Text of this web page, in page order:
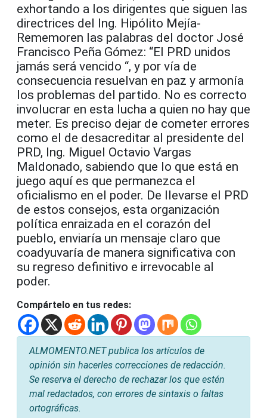
exhortando a los dirigentes que siguen las
directrices del Ing. Hipólito Mejía-
Rememoren las palabras del doctor José
Francisco Peña Gómez: “El PRD unidos
jamás será vencido “, y por vía de
consecuencia resuelvan en paz y armonía
los problemas del partido. No es correcto
involucrar en esta lucha a quien no hay que
meter. Es preciso dejar de cometer errores
como el de desacreditar al presidente del
PRD, Ing. Miguel Octavio Vargas
Maldonado, sabiendo que lo que está en
juego aquí es que permanezca el
oficialismo en el poder. De llevarse el PRD
de estos consejos, esta organización
política enraizada en el corazón del
pueblo, enviaría un mensaje claro que
coadyuvaría de manera significativa con
su regreso definitivo e irrevocable al
poder.
Compártelo en tus redes:
ALMOMENTO.NET publica los artículos de
opinión sin hacerles correcciones de redacción.
Se reserva el derecho de rechazar los que estén
mal redactados, con errores de sintaxis o faltas
ortográficas.